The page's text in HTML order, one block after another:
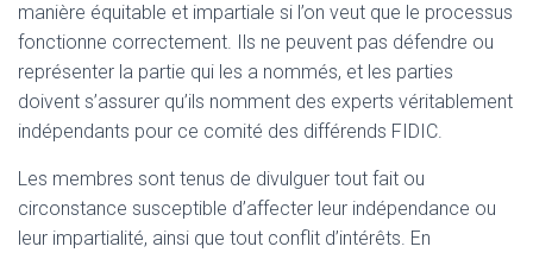
manière équitable et impartiale si l’on veut que le processus
fonctionne correctement. Ils ne peuvent pas défendre ou
représenter la partie qui les a nommés, et les parties
doivent s’assurer qu’ils nomment des experts véritablement
indépendants pour ce comité des différends FIDIC.
Les membres sont tenus de divulguer tout fait ou
circonstance susceptible d’affecter leur indépendance ou
leur impartialité, ainsi que tout conflit d’intérêts. En